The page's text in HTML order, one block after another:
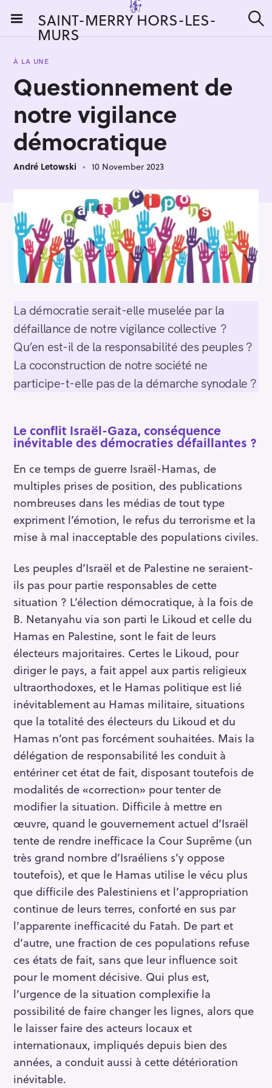
i
SAINT-MERRY HORS-LES-
MURS e
À LA UNE
Questionnement de
notre vigilance
démocratique
André Letowski 10 November 2023
La démocratie serait-elle muselée par la
défaillance de notre vigilance collective ?
Qu’en est-il de la responsabilité des peuples ?
La coconstruction de notre société ne
participe-t-elle pas de la démarche synodale ?
Le conflit Israël-Gaza, conséquence
inévitable des démocraties défaillantes ?
En ce temps de guerre Israël-Hamas, de
multiples prises de position, des publications
nombreuses dans les médias de tout type
expriment l’émotion, le refus du terrorisme et la
mise à mal inacceptable des populations civiles.
Les peuples d’Israël et de Palestine ne seraient-
ils pas pour partie responsables de cette
situation ? L’élection démocratique, à la fois de
B. Netanyahu via son parti le Likoud et celle du
Hamas en Palestine, sont le fait de leurs
électeurs majoritaires. Certes le Likoud, pour
diriger le pays, a fait appel aux partis religieux
ultraorthodoxes, et le Hamas politique est lié
inévitablement au Hamas militaire, situations
que la totalité des électeurs du Likoud et du
Hamas n’ont pas forcément souhaitées. Mais la
délégation de responsabilité les conduit à
entériner cet état de fait, disposant toutefois de
modalités de «correction» pour tenter de
modifier la situation. Difficile à mettre en
œuvre, quand le gouvernement actuel d’Israël
tente de rendre inefficace la Cour Suprême (un
très grand nombre d’Israéliens s’y oppose
toutefois), et que le Hamas utilise le vécu plus
que difficile des Palestiniens et l’appropriation
continue de leurs terres, conforté en sus par
l’apparente inefficacité du Fatah. De part et
d’autre, une fraction de ces populations refuse
ces états de fait, sans que leur influence soit
pour le moment décisive. Qui plus est,
l’urgence de la situation complexifie la
possibilité de faire changer les lignes, alors que
le laisser faire des acteurs locaux et
internationaux, impliqués depuis bien des
années, a conduit aussi à cette détérioration
inévitable.